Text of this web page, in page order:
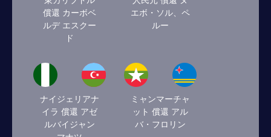
償還 カーボベ
ルデ エスクー
ド
エボ・ソル、ペ
ルー
ナイジェリアナ
イラ 償還 アゼ
ルバイジャン
ミャンマーチャ
ット 償還 アル
バ・フロリン